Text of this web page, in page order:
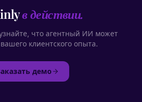
в действии.
что агентный ИИ может
клиентского опыта.
демо